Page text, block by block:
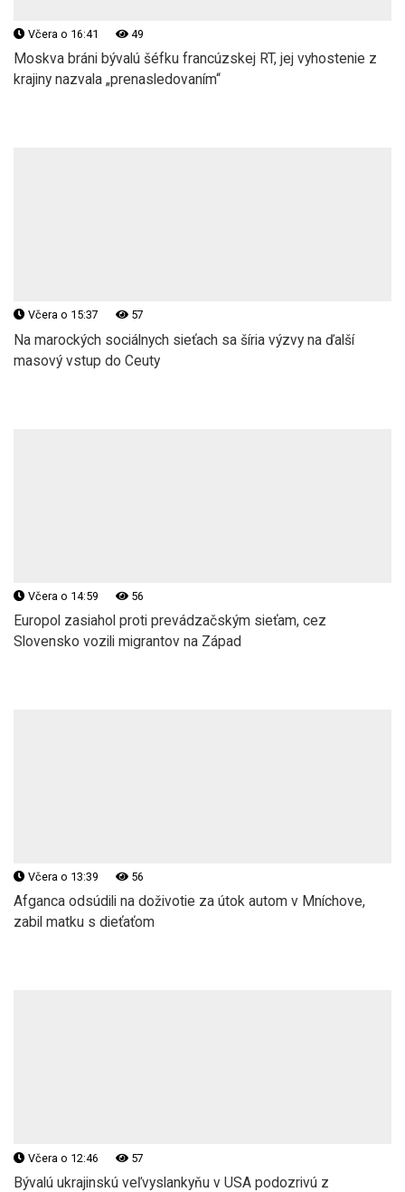
Včera o 16:41 49
Moskva bráni bývalú šéfku francúzskej RT, jej vyhostenie z
krajiny nazvala „prenasledovaním“
Včera o 15:37 57
Na marockých sociálnych sieťach sa šíria výzvy na ďalší
masový vstup do Ceuty
Včera o 14:59 56
Europol zasiahol proti prevádzačským sieťam, cez
Slovensko vozili migrantov na Západ
Včera o 13:39 56
Afganca odsúdili na doživotie za útok autom v Mníchove,
zabil matku s dieťaťom
Včera o 12:46 57
Bývalú ukrajinskú veľvyslankyňu v USA podozrivú z